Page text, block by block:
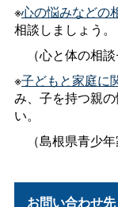
※心の悩みなどの
相談しましょう。
（心と体の相談
※子どもと家庭に
み、子を持つ親
い。
（島根県青少年
お問い合わせ先